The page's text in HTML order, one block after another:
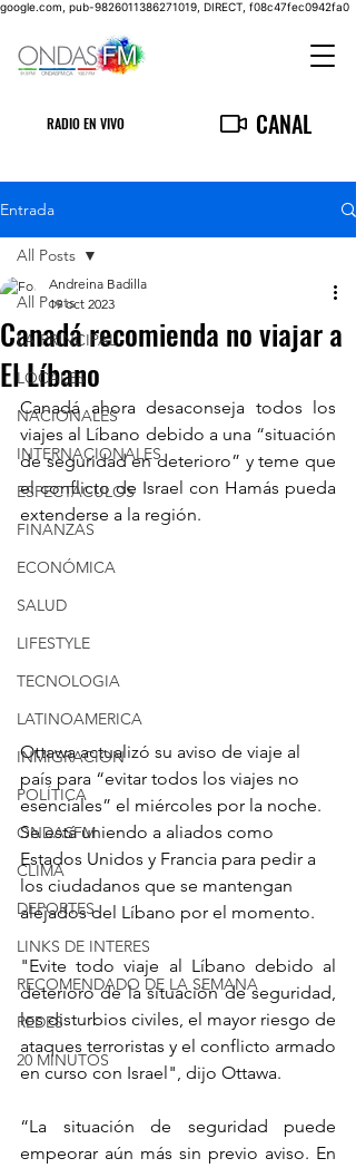
google.com, pub-9826011386271019, DIRECT, f08c47fec0942fa0
RADIO EN VIVO CANAL
Entrada
All Posts
LA PRINCIPAL
LOCALES
NACIONALES
INTERNACIONALES
ESPECTACULOS
FINANZAS
ECONÓMICA
SALUD
LIFESTYLE
TECNOLOGIA
LATINOAMERICA
INMIGRACION
POLÍTICA
ONDASFM
CLIMA
DEPORTES
LINKS DE INTERES
RECOMENDADO DE LA SEMANA
REDES
20 MINUTOS
All Posts
Canadá recomienda no viajar a
El Líbano
Andreina Badilla
19 oct 2023
Canadá ahora desaconseja todos los
viajes al Líbano debido a una “situación
de seguridad en deterioro” y teme que
el conflicto de Israel con Hamás pueda
extenderse a la región.
Ottawa actualizó su aviso de viaje al
país para “evitar todos los viajes no
esenciales” el miércoles por la noche.
Se está uniendo a aliados como
Estados Unidos y Francia para pedir a
los ciudadanos que se mantengan
alejados del Líbano por el momento.
"Evite todo viaje al Líbano debido al
deterioro de la situación de seguridad,
los disturbios civiles, el mayor riesgo de
ataques terroristas y el conflicto armado
en curso con Israel", dijo Ottawa.
“La situación de seguridad puede
empeorar aún más sin previo aviso. En